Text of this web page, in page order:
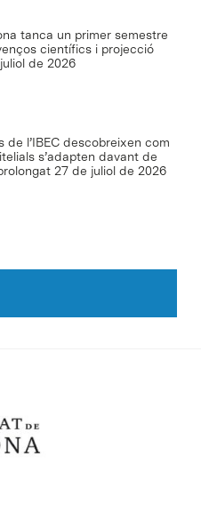
tanca un primer semestre
científics i projecció
de 2026
de l’IBEC descobreixen com
s’adapten davant de
27 de juliol de 2026